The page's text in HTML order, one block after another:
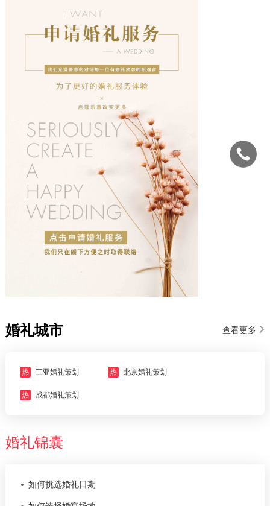
婚礼城市 查看更多
热 三亚婚礼策划 热 北京婚礼策划
热 成都婚礼策划
婚礼锦囊
如何挑选婚礼日期